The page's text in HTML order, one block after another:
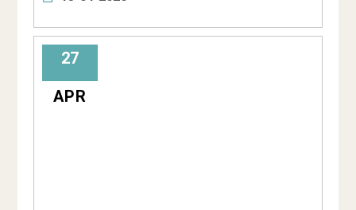
27
APR